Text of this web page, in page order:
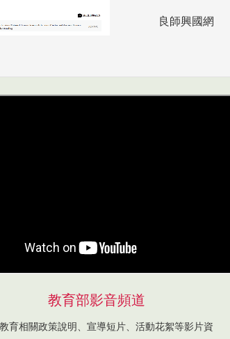
良師興國網
教育部影音頻道
育相關政策說明、宣導短片、活動花絮等影片資